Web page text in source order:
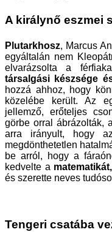
A királynő eszmei
Plutarkhosz, Marcus
egyáltalán nem
elvarázsolta a
társalgási készsége
hozzá ahhoz, hogy
közelébe került. Az
jellemző, erőteljes
görbe orral ábrázolták,
arra irányult, hogy
megdönthetetlen
be arról, hogy a
kedvelte a
és szerette neves
Tengeri csatába